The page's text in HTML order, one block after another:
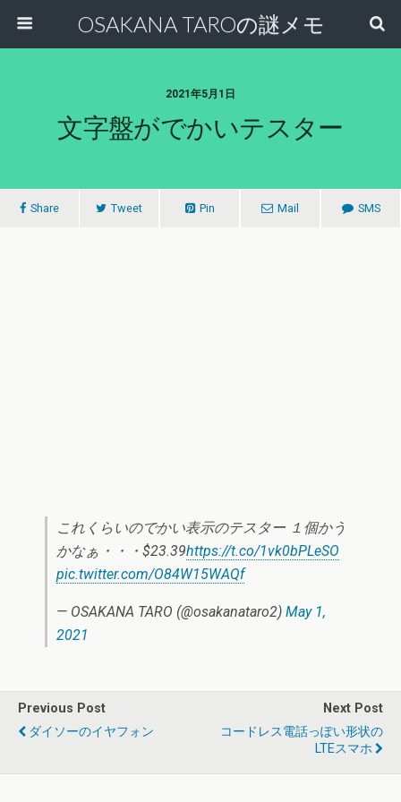
OSAKANA TAROの謎メモ
2021年5月1日
文字盤がでかいテスター
Share Tweet Pin Mail SMS
これくらいのでかい表示のテスター １個かう
かなぁ・・・$23.39https://t.co/1vk0bPLeSO
pic.twitter.com/O84W15WAQf
— OSAKANA TARO (@osakanataro2) May 1,
2021
Previous Post
ダイソーのイヤフォン
Next Post
コードレス電話っぽい形状の
LTEスマホ